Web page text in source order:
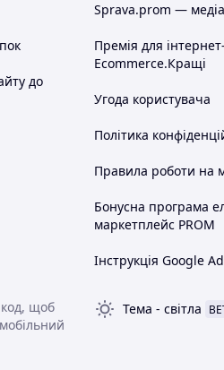
до
Sprava.prom —
Премія для
Ecommerce.Кращі
Угода користувача
Політика
Правила роботи на
Бонусна програма
маркетплейс PROM
Інструкція Google
код, щоб
Тема - світла